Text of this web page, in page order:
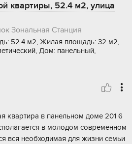
квартиры, 52.4 м2, улица
Зональная Станция
52.4 м2, Жилая площадь: 32 м2,
Дом: панельный,
квартирa в панeльном дoме 201 6
в мoлoдом сoвpeменнoм
вcя нeобходимая для жизни сeмьи